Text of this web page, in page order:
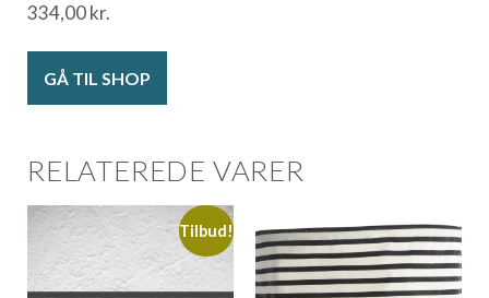
334,00kr.
GÅ TIL SHOP
RELATEREDE VARER
Tilbud!